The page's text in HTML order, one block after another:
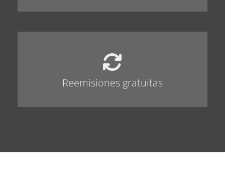
Reemisiones gratuitas